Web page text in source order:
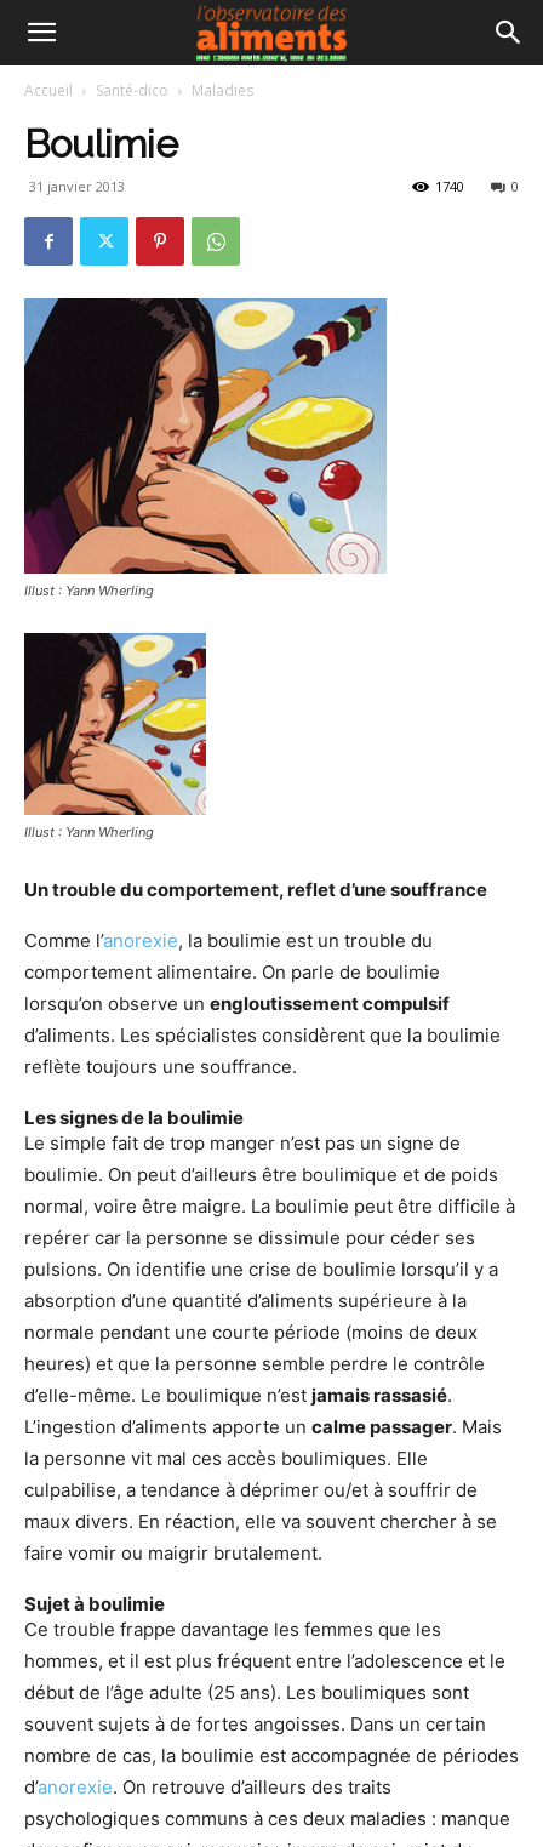
Accueil Santé-dico Maladies
Boulimie
31 janvier 2013 0
1740
Illust : Yann Wherling
Illust : Yann Wherling
Un trouble du comportement, reflet d’une souffrance
Comme l’anorexie, la boulimie est un trouble du
comportement alimentaire. On parle de boulimie
lorsqu’on observe un engloutissement compulsif
d’aliments. Les spécialistes considèrent que la boulimie
reflète toujours une souffrance.
Les signes de la boulimie
Le simple fait de trop manger n’est pas un signe de
boulimie. On peut d’ailleurs être boulimique et de poids
normal, voire être maigre. La boulimie peut être difficile à
repérer car la personne se dissimule pour céder ses
pulsions. On identifie une crise de boulimie lorsqu’il y a
absorption d’une quantité d’aliments supérieure à la
normale pendant une courte période (moins de deux
heures) et que la personne semble perdre le contrôle
d’elle-même. Le boulimique n’est jamais rassasié.
L’ingestion d’aliments apporte un calme passager. Mais
la personne vit mal ces accès boulimiques. Elle
culpabilise, a tendance à déprimer ou/et à souffrir de
maux divers. En réaction, elle va souvent chercher à se
faire vomir ou maigrir brutalement.
Sujet à boulimie
Ce trouble frappe davantage les femmes que les
hommes, et il est plus fréquent entre l’adolescence et le
début de l’âge adulte (25 ans). Les boulimiques sont
souvent sujets à de fortes angoisses. Dans un certain
nombre de cas, la boulimie est accompagnée de périodes
d’anorexie. On retrouve d’ailleurs des traits
psychologiques communs à ces deux maladies : manque